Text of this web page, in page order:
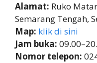
Alamat: Ruko
Semarang Tengah,
Map: klik di sini
Jam buka:
Nomor telepon: